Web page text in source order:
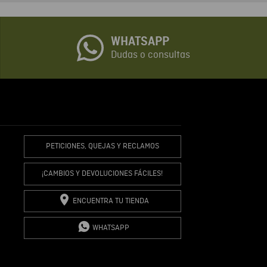
COMENTARIO
WHATSAPP
Dudas o consultas
PETICIONES, QUEJAS Y RECLAMOS
¡CAMBIOS Y DEVOLUCIONES FÁCILES!
ENCUENTRA TU TIENDA
WHATSAPP